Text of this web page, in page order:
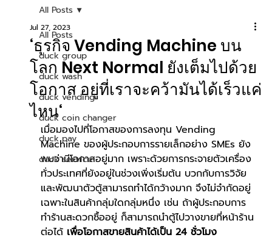
All Posts
duck group
duck wash
duck vending
duck coin changer
duck pay
duck service
All Posts
‘ธุรกิจ Vending Machine บน
โลก Next Normal ยังเต็มไปด้วย
โอกาส อยู่ที่เราจะคว้ามันได้เร็วแค่
ไหน‘
Jul 27, 2023
เมื่อมองไปที่โอกาสของการลงทุน Vending
Machine ของผู้ประกอบการรายเล็กอย่าง SMEs ยัง
พบว่ามีโอกาสอยู่มาก เพราะด้วยการกระจายตัวเครื่อง
ทั่วประเทศที่ยังอยู่ในช่วงเพิ่งเริ่มต้น บวกกับการวิจัย
และพัฒนาตัวตู้สามารถทำได้กว้างมาก จึงไม่จำกัดอยู่
เฉพาะในสินค้ากลุ่มใดกลุ่มหนึ่ง เช่น ถ้าผู้ประกอบการ
ทำร้านสะดวกซื้ออยู่ ก็สามารถนำตู้ไปวางขายที่หน้าร้าน
ต่อได้ เพื่อโอกาสขายสินค้าได้เป็น 24 ชั่วโมง